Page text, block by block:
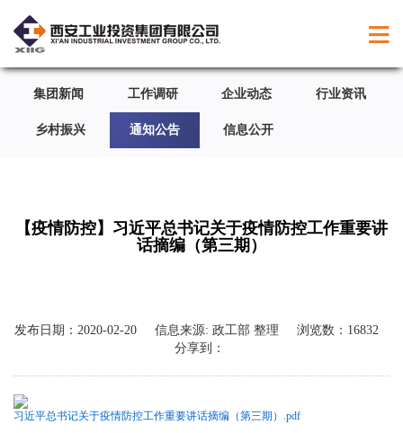
集团新闻 工作调研 企业动态 行业资讯
乡村振兴 通知公告 信息公开
【疫情防控】习近平总书记关于疫情防控工作重要讲
话摘编（第三期）
发布日期： 2020-02-20信息来源: 政工部 整理 浏览数： 16832
分享到：
习近平总书记关于疫情防控工作重要讲话摘编（第三期）.pdf